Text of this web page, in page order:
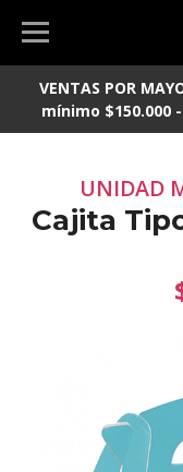
VENTAS POR
mínimo $150.000
UNIDAD
Cajita